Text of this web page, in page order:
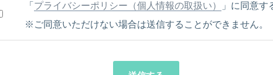
「 プライバシーポリシー（個人情報の取扱い）
」に同意す
※ご同意いただけない場合は送信することができません。